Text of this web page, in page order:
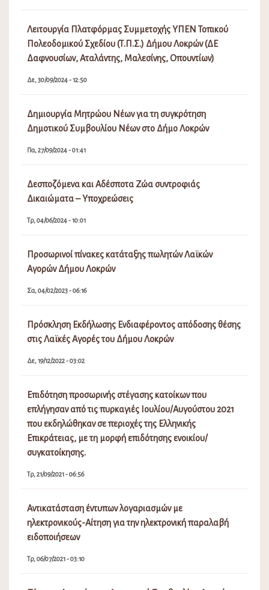
Λειτουργία Πλατφόρμας Συμμετοχής ΥΠΕΝ Τοπικού
Πολεοδομικού Σχεδίου (Τ.Π.Σ.) Δήμου Λοκρών (ΔΕ
Δαφνουσίων, Αταλάντης, Μαλεσίνης, Οπουντίων)
Δε, 30/09/2024 - 12:50
Δημιουργία Μητρώου Νέων για τη συγκρότηση
Δημοτικού Συμβουλίου Νέων στο Δήμο Λοκρών
Πα, 27/09/2024 - 01:41
Δεσποζόμενα και Αδέσποτα Ζώα συντροφιάς
Δικαιώματα – Υποχρεώσεις
Τρ, 04/06/2024 - 10:01
Προσωρινοί πίνακες κατάταξης πωλητών Λαϊκών
Αγορών Δήμου Λοκρών
Σα, 04/02/2023 - 06:16
Πρόσκληση Εκδήλωσης Ενδιαφέροντος απόδοσης θέσης
στις Λαϊκές Αγορές του Δήμου Λοκρών
Δε, 19/12/2022 - 03:02
Επιδότηση προσωρινής στέγασης κατοίκων που
επλήγησαν από τις πυρκαγιές Ιουλίου/Αυγούστου 2021
που εκδηλώθηκαν σε περιοχές της Ελληνικής
Επικράτειας, με τη μορφή επιδότησης ενοικίου/
συγκατοίκησης.
Τρ, 21/09/2021 - 06:56
Αντικατάσταση έντυπων λογαριασμών με
ηλεκτρονικούς-Αίτηση για την ηλεκτρονική παραλαβή
ειδοποιήσεων
Τρ, 06/07/2021 - 03:10